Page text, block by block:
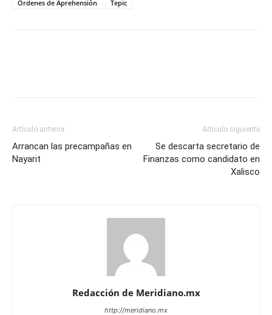
Órdenes de Aprehensión
Tepic
Artículo anterior
Arrancan las precampañas en
Nayarit
Artículo siguiente
Se descarta secretario de
Finanzas como candidato en
Xalisco
Redacción de Meridiano.mx
http://meridiano.mx